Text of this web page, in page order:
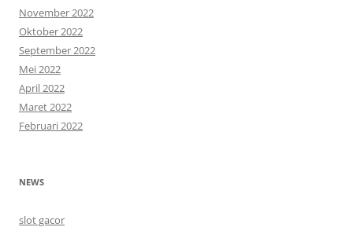
November 2022
Oktober 2022
September 2022
Mei 2022
April 2022
Maret 2022
Februari 2022
NEWS
slot gacor